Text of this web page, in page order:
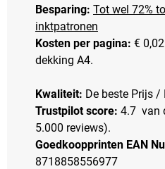
Besparing: Tot wel 72%
inktpatronen
Kosten per pagina: €
dekking A4.
Kwaliteit: De beste Prijs
Trustpilot score: 4.7 van
5.000 reviews).
Goedkoopprinten EAN
8718858556977